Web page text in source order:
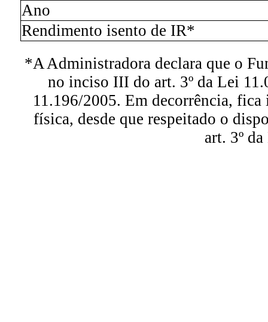
Ano
Rendimento isento de IR*
*A Administradora declara que o
no inciso III do art. 3º da Lei
11.196/2005. Em decorrência,
física, desde que respeitado o
art. 3º